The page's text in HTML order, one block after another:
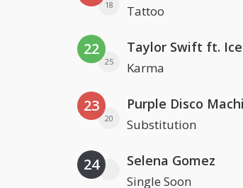
18 Tattoo
22
25
Taylor Swift ft. Ice
Karma
23
20
Purple Disco
Substitution
24 Selena Gomez
Single Soon